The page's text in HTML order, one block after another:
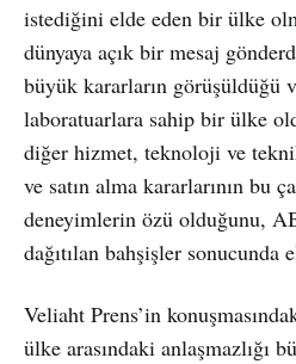
istediğini elde eden bir ülke
dünyaya açık bir mesaj
büyük kararların görüşüldüğü
laboratuarlara sahip bir ülke
diğer hizmet, teknoloji ve
ve satın alma kararlarının bu
deneyimlerin özü olduğunu,
dağıtılan bahşişler
Veliaht Prens’in
ülke arasındaki anlaşmazlığı